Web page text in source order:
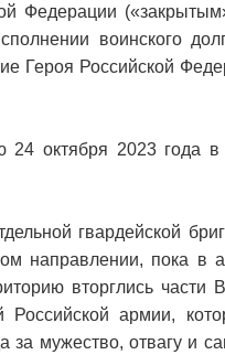
Федерации
воинского
Героя Российской
24 октября 2023 года
гвардейской
направлении, пока в
вторглись
армии,
за мужество, отвагу и